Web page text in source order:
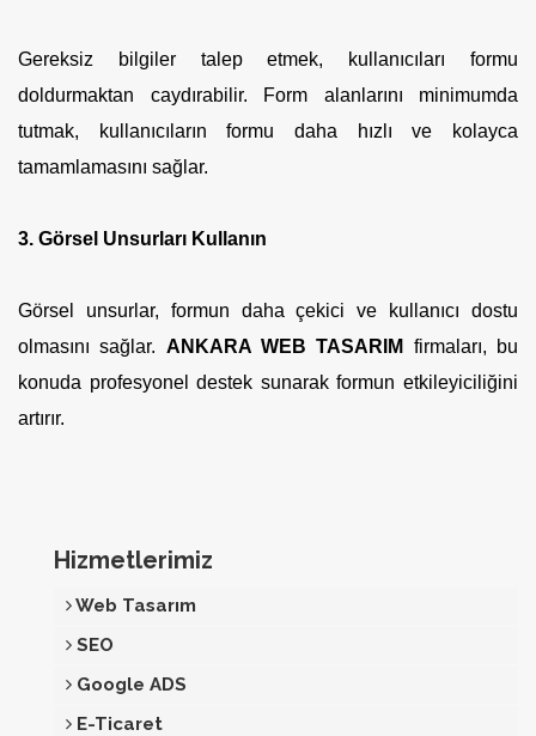
Gereksiz bilgiler talep etmek, kullanıcıları formu
doldurmaktan caydırabilir. Form alanlarını minimumda
tutmak, kullanıcıların formu daha hızlı ve kolayca
tamamlamasını sağlar.
3. Görsel Unsurları Kullanın
Görsel unsurlar, formun daha çekici ve kullanıcı dostu
olmasını sağlar. ANKARA WEB TASARIM
firmaları, bu
konuda profesyonel destek sunarak formun etkileyiciliğini
artırır.
Hizmetlerimiz
Web Tasarım
SEO
Google ADS
E-Ticaret